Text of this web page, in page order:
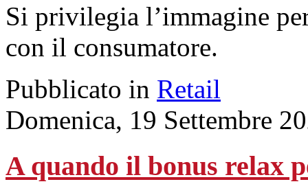
Si privilegia l’immagine
con il consumatore.
Pubblicato in Retail
Domenica, 19 Settembre
A quando il bonus relax